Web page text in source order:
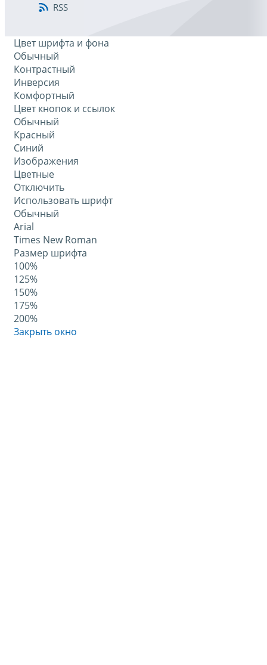
RSS
Цвет шрифта и фона
Обычный
Контрастный
Инверсия
Комфортный
Цвет кнопок и ссылок
Обычный
Красный
Синий
Изображения
Цветные
Отключить
Использовать шрифт
Обычный
Arial
Times New Roman
Размер шрифта
100%
125%
150%
175%
200%
Закрыть окно